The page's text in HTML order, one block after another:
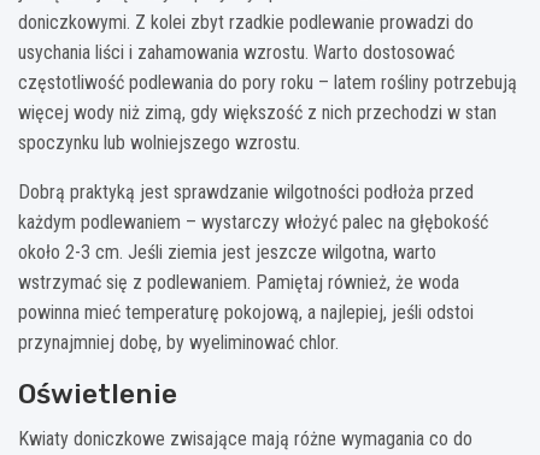
doniczkowymi. Z kolei zbyt rzadkie podlewanie prowadzi do
usychania liści i zahamowania wzrostu. Warto dostosować
częstotliwość podlewania do pory roku – latem rośliny potrzebują
więcej wody niż zimą, gdy większość z nich przechodzi w stan
spoczynku lub wolniejszego wzrostu.
Dobrą praktyką jest sprawdzanie wilgotności podłoża przed
każdym podlewaniem – wystarczy włożyć palec na głębokość
około 2-3 cm. Jeśli ziemia jest jeszcze wilgotna, warto
wstrzymać się z podlewaniem. Pamiętaj również, że woda
powinna mieć temperaturę pokojową, a najlepiej, jeśli odstoi
przynajmniej dobę, by wyeliminować chlor.
Oświetlenie
Kwiaty doniczkowe zwisające mają różne wymagania co do